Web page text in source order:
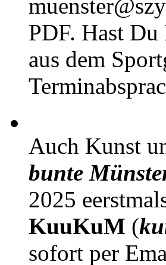
PDF. Hast
aus dem
Auch Kunst
bunte
2025
KuuKuM (
sofort per